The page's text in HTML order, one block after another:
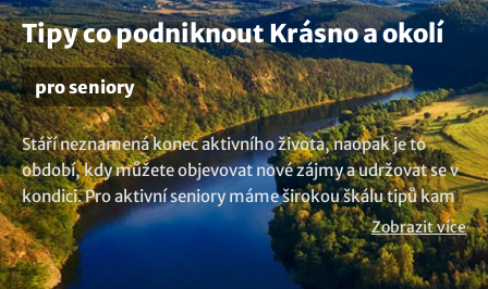
Tipy co podniknout Krásno a okolí
pro seniory
Stáří neznamená konec aktivního života, naopak je to
období, kdy můžete objevovat nové zájmy a udržovat se v
kondici. Pro aktivní seniory máme širokou škálu tipů kam
vyrazit na výlet a jak si užít den naplno. Prohlédněte si
námi vybrané možnosti vhodné pro seniory v lokalitě
Krásno. Jste-li v důchodové věku a chcete zůstat fyzicky
Zobrazit více